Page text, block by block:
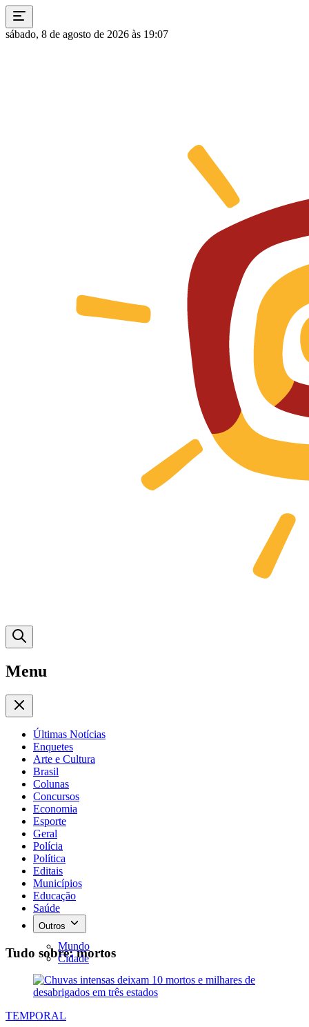
sábado, 8 de agosto de 2026 às 19:07
Menu
Últimas Notícias
Enquetes
Arte e Cultura
Brasil
Colunas
Concursos
Economia
Esporte
Geral
Polícia
Política
Editais
Municípios
Educação
Saúde
Outros
Mundo
Cidade
Tudo sobre: mortos
TEMPORAL